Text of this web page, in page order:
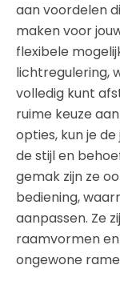
aan voordelen
maken voor
flexibele
lichtregulering,
volledig kunt
ruime keuze
opties, kun je
de stijl en
gemak zijn ze
bediening,
aanpassen. Ze
raamvormen
ongewone